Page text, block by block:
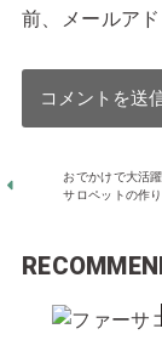
前、メールア
おでかけで大活
サロペットの作